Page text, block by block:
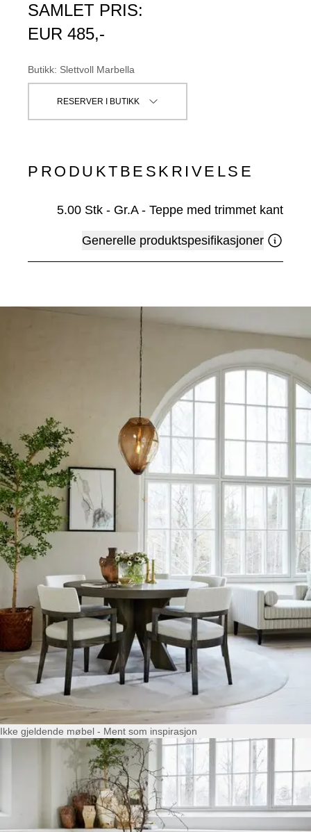
SAMLET PRIS:
EUR 485,-
Butikk: Slettvoll Marbella
RESERVER I BUTIKK
PRODUKTBESKRIVELSE
5.00 Stk - Gr.A - Teppe med trimmet kant
Generelle produktspesifikasjoner
Ikke gjeldende møbel - Ment som inspirasjon